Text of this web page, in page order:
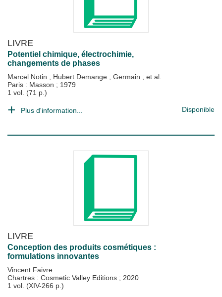
LIVRE
Potentiel chimique, électrochimie,
changements de phases
Marcel Notin ; Hubert Demange ; Germain ; et al.
Paris : Masson ; 1979
1 vol. (71 p.)
Plus d'information... Disponible
LIVRE
Conception des produits cosmétiques :
formulations innovantes
Vincent Faivre
Chartres : Cosmetic Valley Editions ; 2020
1 vol. (XIV-266 p.)